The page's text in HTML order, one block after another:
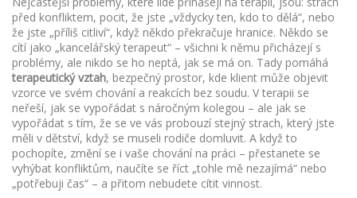
před konfliktem, pocit, že jste „vždycky ten, kdo to dělá“, nebo
že jste „příliš citliví“, když někdo překračuje hranice. Někdo se
cítí jako „kancelářský terapeut“ – všichni k němu přicházejí s
problémy, ale nikdo se ho neptá, jak se má on. Tady pomáhá
terapeutický vztah, bezpečný prostor, kde klient může objevit
vzorce ve svém chování a reakcích bez soudu. V terapii se
neřeší, jak se vypořádat s náročným kolegou – ale jak se
vypořádat s tím, že se ve vás probouzí stejný strach, který jste
měli v dětství, když se museli rodiče domluvit. A když to
pochopíte, změní se i vaše chování na práci – přestanete se
vyhýbat konfliktům, naučíte se říct „tohle mě nezajímá“ nebo
„potřebuji čas“ – a přitom nebudete cítit vinnost.